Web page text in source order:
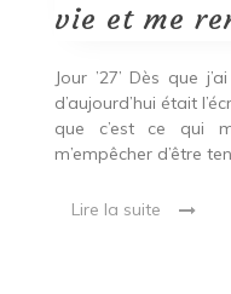
vie et me
Jour ’27’ Dès que
d’aujourd’hui était
que c’est ce qui
m’empêcher d’être
Lire la suite